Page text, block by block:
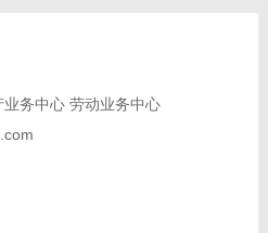
务中心 劳动业务中心